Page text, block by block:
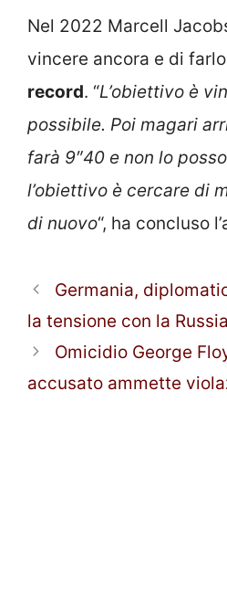
Nel 2022 Marcell
vincere ancora e di
record. “L’obiettivo è
possibile. Poi magari
farà 9″40 e non lo
l’obiettivo è cercare di
di nuovo“, ha concluso
Germania,
la tensione con la
Omicidio George
accusato ammette